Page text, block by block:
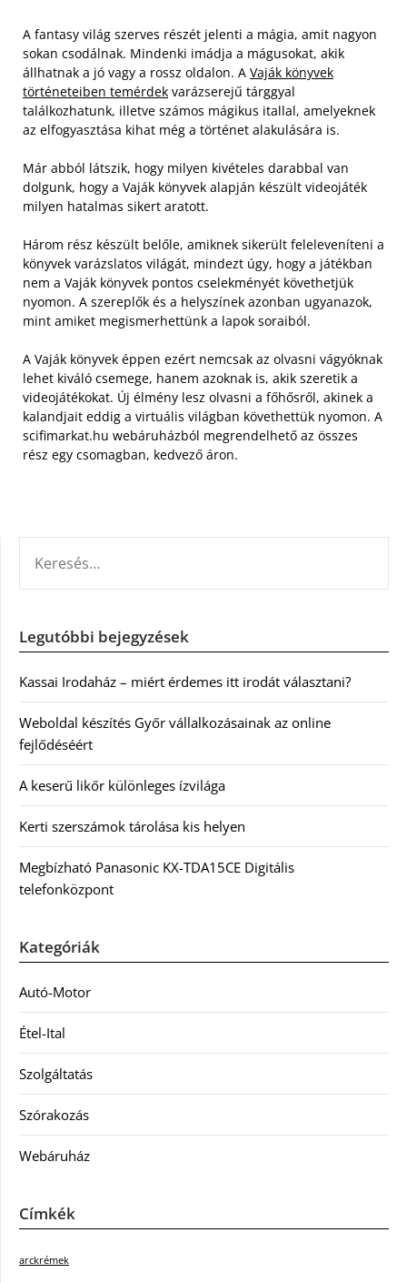
A fantasy világ szerves részét jelenti a mágia, amit nagyon
sokan csodálnak. Mindenki imádja a mágusokat, akik
állhatnak a jó vagy a rossz oldalon. A Vaják könyvek
történeteiben temérdek varázserejű tárggyal
találkozhatunk, illetve számos mágikus itallal, amelyeknek
az elfogyasztása kihat még a történet alakulására is.
Már abból látszik, hogy milyen kivételes darabbal van
dolgunk, hogy a Vaják könyvek alapján készült videojáték
milyen hatalmas sikert aratott.
Három rész készült belőle, amiknek sikerült feleleveníteni a
könyvek varázslatos világát, mindezt úgy, hogy a játékban
nem a Vaják könyvek pontos cselekményét követhetjük
nyomon. A szereplők és a helyszínek azonban ugyanazok,
mint amiket megismerhettünk a lapok soraiból.
A Vaják könyvek éppen ezért nemcsak az olvasni vágyóknak
lehet kiváló csemege, hanem azoknak is, akik szeretik a
videojátékokat. Új élmény lesz olvasni a főhősről, akinek a
kalandjait eddig a virtuális világban követhettük nyomon. A
scifimarkat.hu webáruházból megrendelhető az összes
rész egy csomagban, kedvező áron.
Legutóbbi bejegyzések
Kassai Irodaház – miért érdemes itt irodát választani?
Weboldal készítés Győr vállalkozásainak az online
fejlődéséért
A keserű likőr különleges ízvilága
Kerti szerszámok tárolása kis helyen
Megbízható Panasonic KX-TDA15CE Digitális
telefonközpont
Kategóriák
Autó-Motor
Étel-Ital
Szolgáltatás
Szórakozás
Webáruház
Címkék
arckrémek